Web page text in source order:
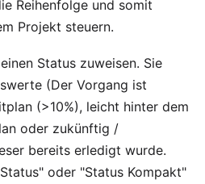
Reihenfolge und somit
Projekt steuern.
Status zuweisen. Sie
(Der Vorgang ist
(>10%), leicht hinter dem
oder zukünftig /
bereits erledigt wurde.
oder "Status Kompakt"